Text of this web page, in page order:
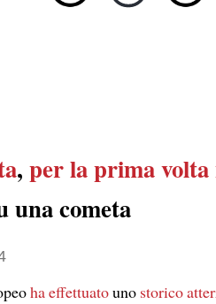
, per la prima
una cometa
ha effettuatouno storico